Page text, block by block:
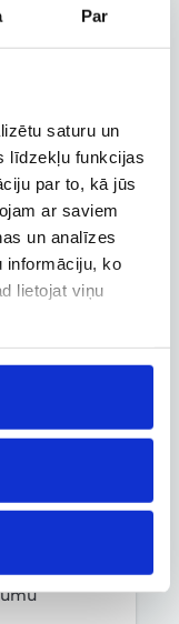
Par
saturu un
līdzekļu funkcijas
par to, kā jūs
ar saviem
un analīzes
informāciju, ko
lietojat viņu
starp
ir īsāks nekā,
jaunumus vai
izvēlētajiem
iespējams
– lidostas
garantiju
– Katānija, Itālija!